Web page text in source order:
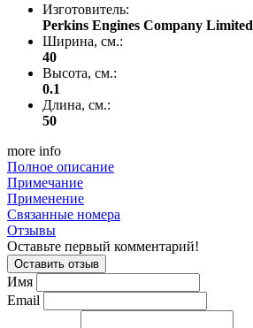
Изготовитель:
Perkins Engines Company Limited
Ширина, см.:
40
Высота, см.:
0.1
Длина, см.:
50
more info
Полное описание
Примечание
Применение
Связанные номера
Отзывы
Оставьте первый комментарий!
Оставить отзыв
Имя
Email